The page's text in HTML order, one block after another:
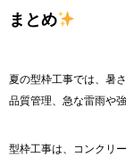
まとめ
夏の型枠工事では、暑
品質管理、急な雷雨や
型枠工事は、コンクリ